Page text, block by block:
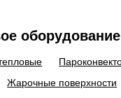
Жарочные поверхности